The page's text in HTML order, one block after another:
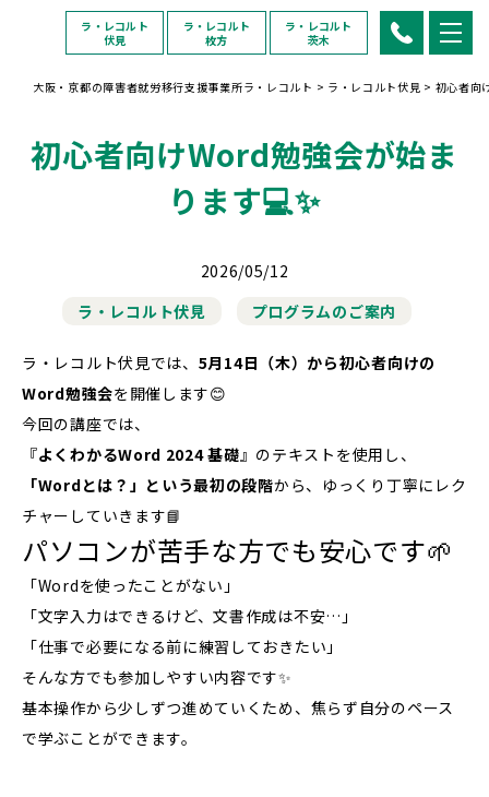
ラ・レコルト
伏見
ラ・レコルト
枚方
ラ・レコルト
茨木
大阪・京都の障害者就労移行支援事業所ラ・レコルト > ラ・レコルト伏見 > 初心者向
初心者向けWord勉強会が始ま
ります💻✨
2026/05/12
ラ・レコルト伏見
プログラムのご案内
ラ・レコルト伏見では、 5月14日（木）から初心者向けの
Word勉強会を開催します😊
今回の講座では、
『よくわかるWord 2024 基礎』のテキストを使用し、
「Wordとは？」という最初の段階から、ゆっくり丁寧にレク
チャーしていきます📘
パソコンが苦手な方でも安心です🌱
「Wordを使ったことがない」
「文字入力はできるけど、文書作成は不安…」
「仕事で必要になる前に練習しておきたい」
そんな方でも参加しやすい内容です✨
基本操作から少しずつ進めていくため、焦らず自分のペース
で学ぶことができます。